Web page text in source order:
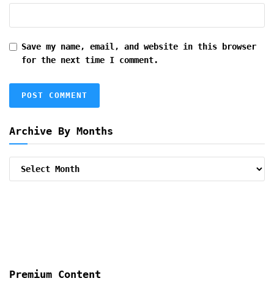
Save my name, email, and website in this browser
for the next time I comment.
Archive By Months
Premium Content